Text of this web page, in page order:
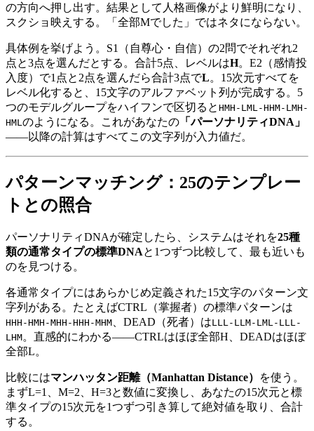
の方向へ押し出す。結果として人格画像がより鮮明になり、
スクショ映えする。「全部Mでした」ではネタにならない。
具体例を挙げよう。S1（自尊心・自信）の2問でそれぞれ2
点と3点を選んだとする。合計5点、レベルはH。E2（感情投
入度）で1点と2点を選んだら合計3点でL。15次元すべてを
レベル化すると、15文字のアルファベット列が完成する。5
つのモデルグループをハイフンで区切ると HMH-LML-HHM-LMH-
HMLのようになる。これがあなたの 「パーソナリティDNA」
——以降の計算はすべてこの文字列が入力値だ。
パターンマッチング：25のテンプレー
トとの照合
パーソナリティDNAが確定したら、システムはそれを25種
類の通常タイプの標準DNAと1つずつ比較して、最も近いも
のを見つける。
各通常タイプにはあらかじめ定義された15文字のパターン文
字列がある。たとえばCTRL（掌握者）の標準パターンは
HHH-HMH-MHH-HHH-MHM 、DEAD（死者）はLLL-LLM-LML-LLL-
LHM。直感的にわかる——CTRLはほぼ全部H、DEADはほぼ
全部L。
比較にはマンハッタン距離（Manhattan Distance）
を使う。
まずL=1、M=2、H=3と数値に変換し、あなたの15次元と標
準タイプの15次元を1つずつ引き算して絶対値を取り、合計
する。